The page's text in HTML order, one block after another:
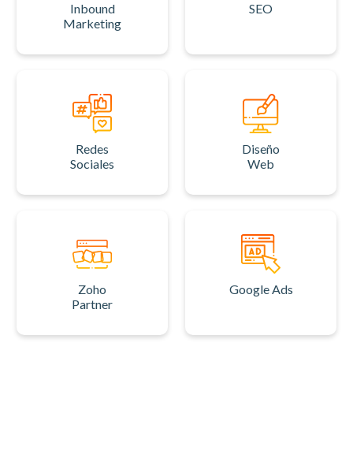
Inbound
Marketing
SEO
Redes
Sociales
Diseño
Web
Zoho
Partner
Google Ads